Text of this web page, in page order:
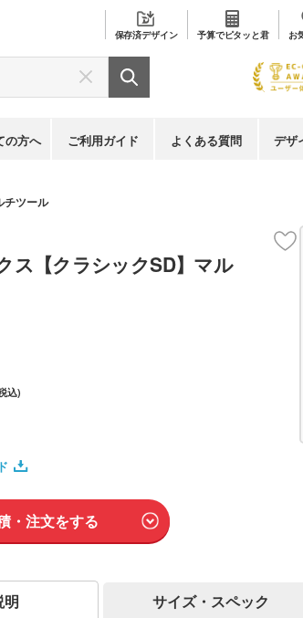
保存済デザイン 予算でピタッと君 お
の方へ ご利用ガイド よくある質問 デザ
チツール
ス【クラシックSD】マル
込)
・注文をする
明 サイズ・スペック